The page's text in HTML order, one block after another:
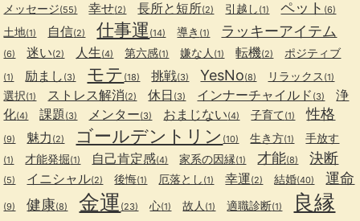
メッセージ(55) 幸せ(2) 長所と短所(2) 引越し (1) ペット (6)
土地(1) 自信(2) 仕事運 (14) 導き (1) ラッキーアイテム
(6) 迷い(2) 人生(4) 第六感(1) 嫌な人 (1) 転機(2) ポジティブ
(1) 励まし (3) モテ (18) 挑戦(3) YesNo(8) リラックス (1)
選択(1) ストレス解消(2) 休日 (3) インナーチャイルド (3)
浄
化(4) 課題(3) メンター(3) おまじない(4) 子育て(1) 性格
(9) 魅力 (2) ゴールデントリン (10) 生き方(1) 手放す
(1) 才能発掘(1) 自己肯定感(4) 家系の因縁(1) 才能(8) 決断
(5) イニシャル(2) 後悔(1) 厄落とし (1) 幸運(2) 結婚(40) 運命
(9) 健康(8) 金運 (23) 心(1) 故人 (1) 適職診断(1) 良縁